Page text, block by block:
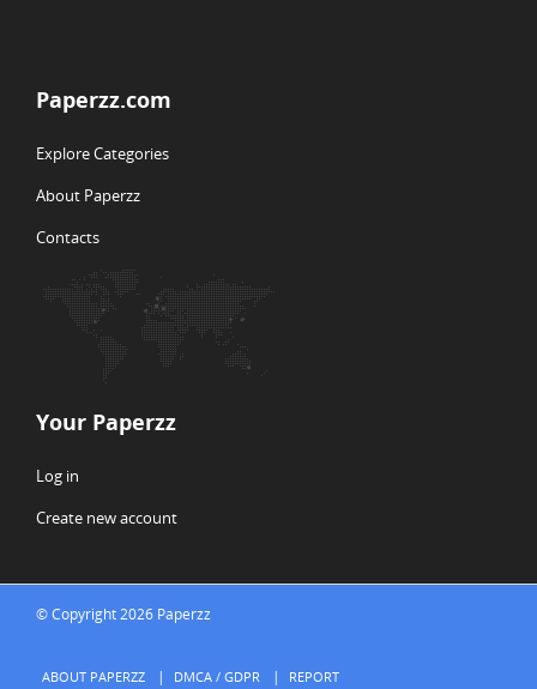
Paperzz.com
Explore Categories
About Paperzz
Contacts
Your Paperzz
Log in
Create new account
© Copyright 2026 Paperzz
ABOUT PAPERZZ DMCA / GDPR REPORT